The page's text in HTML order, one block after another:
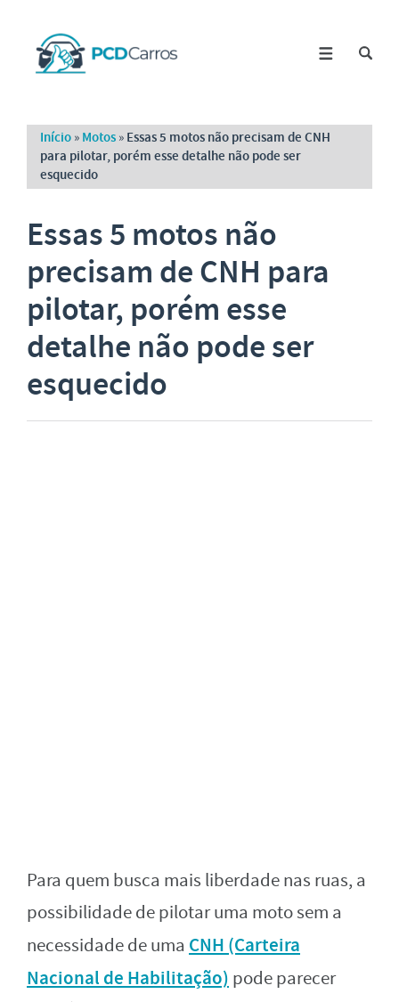
Início » Motos » Essas 5 motos não precisam de CNH
para pilotar, porém esse detalhe não pode ser
esquecido
Essas 5 motos não
precisam de CNH para
pilotar, porém esse
detalhe não pode ser
esquecido
Para quem busca mais liberdade nas ruas, a
possibilidade de pilotar uma moto sem a
necessidade de uma CNH (Carteira
Nacional de Habilitação) pode parecer